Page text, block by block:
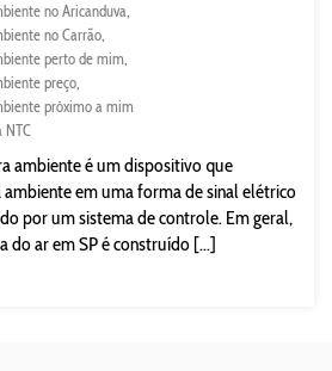
no Aricanduva
no Carrão
perto de mim
preço
próximo a mim
NTC
ambiente é um dispositivo que
em uma forma de sinal elétrico
por um sistema de controle. Em geral,
do ar em SP é construído [...]